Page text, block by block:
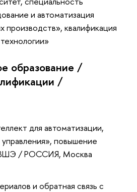
и автоматизация
производств», квалификация
образование /
/
для автоматизации,
, повышение
/ РОССИЯ, Москва
и обратная связь с